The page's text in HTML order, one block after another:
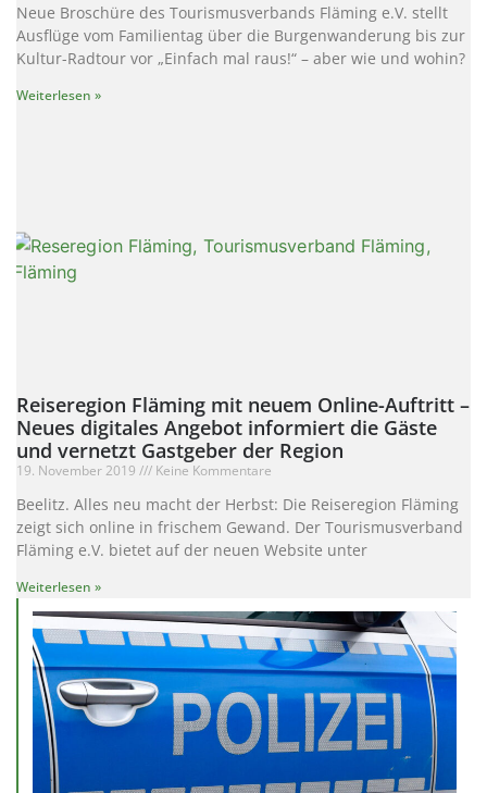
Neue Broschüre des Tourismusverbands Fläming e.V. stellt
Ausflüge vom Familientag über die Burgenwanderung bis zur
Kultur-Radtour vor „Einfach mal raus!“ – aber wie und wohin?
Weiterlesen »
Reiseregion Fläming mit neuem Online-Auftritt –
Neues digitales Angebot informiert die Gäste
und vernetzt Gastgeber der Region
19. November 2019 Keine Kommentare
Beelitz. Alles neu macht der Herbst: Die Reiseregion Fläming
zeigt sich online in frischem Gewand. Der Tourismusverband
Fläming e.V. bietet auf der neuen Website unter
Weiterlesen »